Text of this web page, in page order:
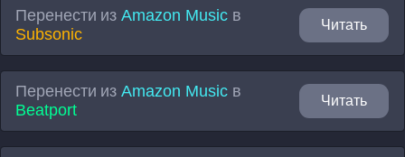
Перенести изAmazon Musicв
Subsonic
Читать
Перенести изAmazon Musicв
Beatport
Читать